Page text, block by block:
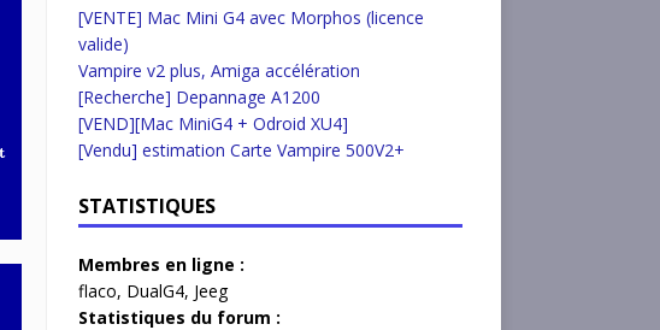
[VENTE] Mac Mini G4 avec Morphos (licence
valide)
Vampire v2 plus, Amiga accélération
[Recherche] Depannage A1200
[VEND][Mac MiniG4 + Odroid XU4]
[Vendu] estimation Carte Vampire 500V2+
STATISTIQUES
Membres en ligne :
flaco, DualG4, Jeeg
Statistiques du forum :